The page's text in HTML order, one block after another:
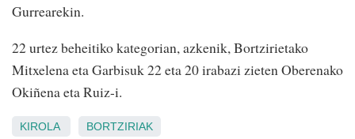
Gurrearekin.
22 urtez beheitiko kategorian, azkenik, Bortzirietako
Mitxelena eta Garbisuk 22 eta 20 irabazi zieten Oberenako
Okiñena eta Ruiz-i.
KIROLA BORTZIRIAK